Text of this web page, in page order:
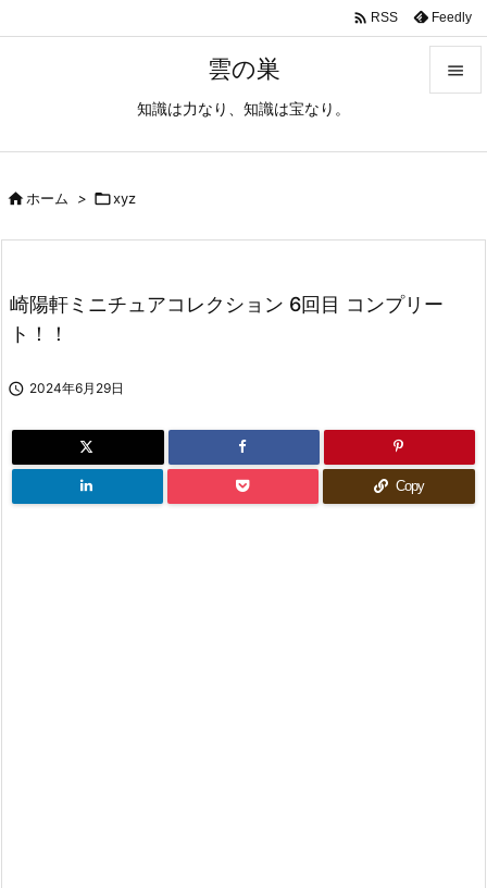
雲の巣
知識は力なり、知識は宝なり。

 RSS Feedly
ホーム > xyz
崎陽軒ミニチュアコレクション 6回目 コンプリー
ト！！
 2024年6月29日
Copy